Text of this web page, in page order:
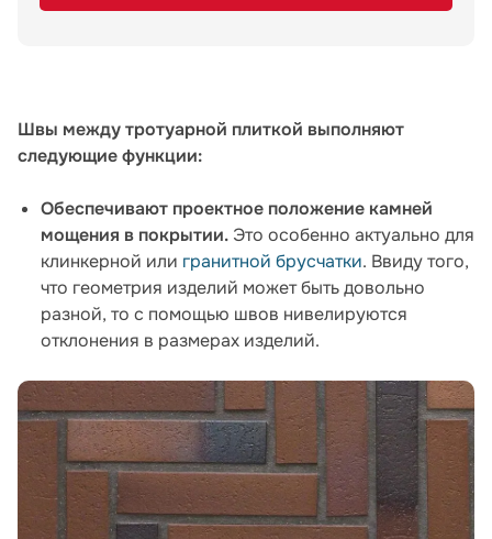
Швы между тротуарной плиткой выполняют
следующие функции:
Обеспечивают проектное положение камней
мощения в покрытии.Это особенно актуально для
клинкерной или гранитной брусчатки. Ввиду того,
что геометрия изделий может быть довольно
разной, то с помощью швов нивелируются
отклонения в размерах изделий.